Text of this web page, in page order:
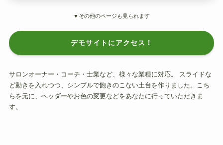
▼その他のページも見られます
デモサイトにアクセス！
サロンオーナー・コーチ・士業など、様々な業種に対応。 スライドな
ど動きを入れつつ、シンプルで飽きのこない土台を作りました。こち
らを元に、ヘッダーやお色の変更などをあなたに行っていただきま
す。